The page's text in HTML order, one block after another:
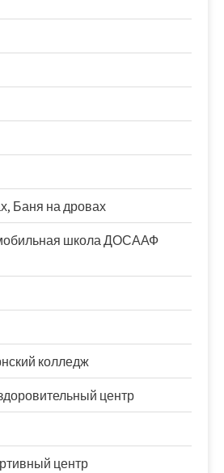
Баня на дровах
школа ДОСААФ
колледж
центр
центр